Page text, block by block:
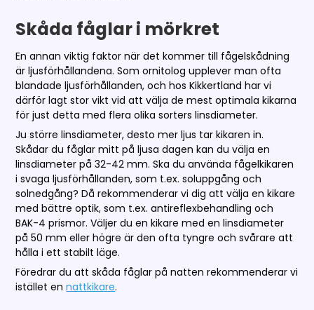
Skåda fåglar i mörkret
En annan viktig faktor när det kommer till fågelskådning
är ljusförhållandena. Som ornitolog upplever man ofta
blandade ljusförhållanden, och hos Kikkertland har vi
därför lagt stor vikt vid att välja de mest optimala kikarna
för just detta med flera olika sorters linsdiameter.
Ju större linsdiameter, desto mer ljus tar kikaren in.
Skådar du fåglar mitt på ljusa dagen kan du välja en
linsdiameter på 32-42 mm. Ska du använda fågelkikaren
i svaga ljusförhållanden, som t.ex. soluppgång och
solnedgång? Då rekommenderar vi dig att välja en kikare
med bättre optik, som t.ex. antireflexbehandling och
BAK-4 prismor. Väljer du en kikare med en linsdiameter
på 50 mm eller högre är den ofta tyngre och svårare att
hålla i ett stabilt läge.
Föredrar du att skåda fåglar på natten rekommenderar vi
istället ennattkikare.